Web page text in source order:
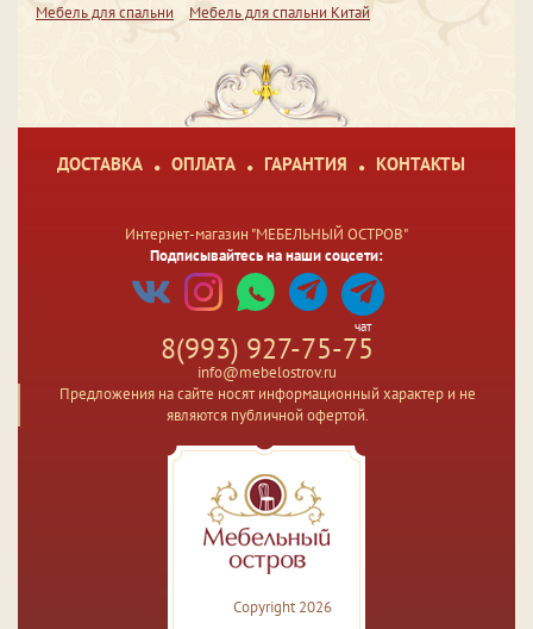
Мебель для спальни Мебель для спальни Китай
ДОСТАВКА ОПЛАТА ГАРАНТИЯ КОНТАКТЫ
Интернет-магазин "МЕБЕЛЬНЫЙ ОСТРОВ"
Подписывайтесь на наши соцсети:
чат
8(993) 927-75-75
info@mebelostrov.ru
Предложения на сайте носят информационный характер и не
являются публичной офертой.
Copyright 2026